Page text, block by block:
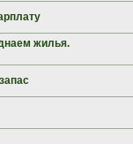
жилья.